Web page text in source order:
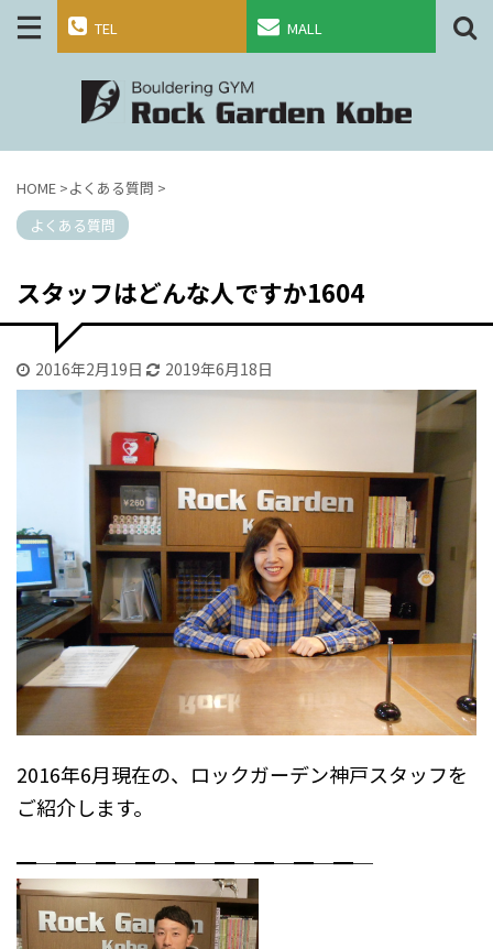
TEL MALL
HOME >よくある質問 >
よくある質問
スタッフはどんな人ですか1604
2016年2月19日 2019年6月18日
2016年6月現在の、ロックガーデン神戸スタッフを
ご紹介します。
━─━─━─━─━─━─━─━─━─